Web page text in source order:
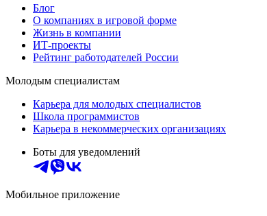
Блог
О компаниях в игровой форме
Жизнь в компании
ИТ-проекты
Рейтинг работодателей России
Молодым специалистам
Карьера для молодых специалистов
Школа программистов
Карьера в некоммерческих организациях
Боты для уведомлений
Мобильное приложение